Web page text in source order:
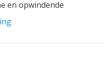
en opwindende
waaronder het